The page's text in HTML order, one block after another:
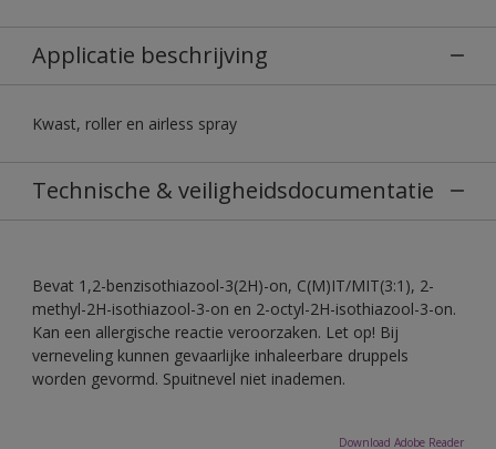
Applicatie beschrijving
Kwast, roller en airless spray
Technische & veiligheidsdocumentatie
Bevat 1,2-benzisothiazool-3(2H)-on, C(M)IT/MIT(3:1), 2-
methyl-2H-isothiazool-3-on en 2-octyl-2H-isothiazool-3-on.
Kan een allergische reactie veroorzaken. Let op! Bij
verneveling kunnen gevaarlijke inhaleerbare druppels
worden gevormd. Spuitnevel niet inademen.
Download Adobe Reader